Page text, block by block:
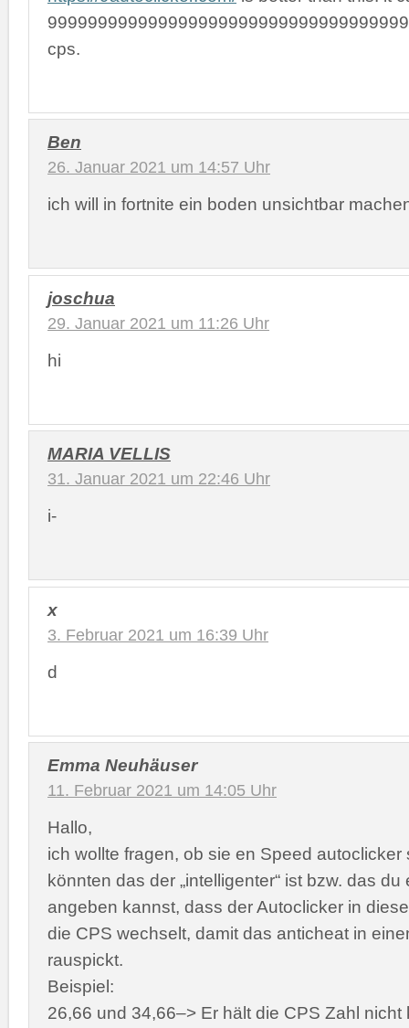
cps.
Ben
26. Januar 2021 um 14:57 Uhr
ich will in fortnite ein boden unsichtbar
joschua
29. Januar 2021 um 11:26 Uhr
hi
MARIA VELLIS
31. Januar 2021 um 22:46 Uhr
i-
x
3. Februar 2021 um 16:39 Uhr
d
Emma Neuhäuser
11. Februar 2021 um 14:05 Uhr
Hallo,
ich wollte fragen, ob sie en Speed autoclicker
könnten das der „intelligenter“ ist bzw. das
angeben kannst, dass der Autoclicker in
die CPS wechselt, damit das anticheat in
rauspickt.
Beispiel:
26,66 und 34,66–> Er hält die CPS Zahl